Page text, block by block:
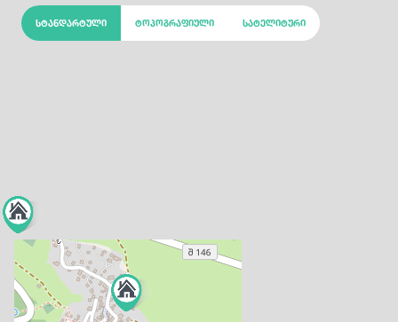
სტანდარტული ტოპოგრაფიული სატელიტური